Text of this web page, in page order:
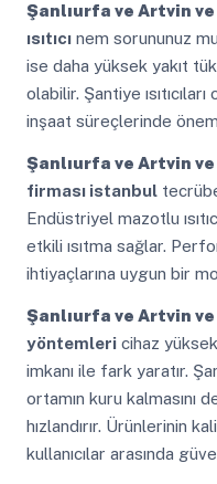
Şanlıurfa ve Artvin ve
ısıtıcınem sorununuz
ise daha yüksek yakıt
olabilir. Şantiye
inşaat süreçlerinde
Şanlıurfa ve Artvin ve
firması istanbul
Endüstriyel mazotlu
etkili ısıtma sağlar.
ihtiyaçlarına uygun bir
Şanlıurfa ve Artvin ve
yöntemlericihaz yüksek
imkanı ile fark yaratır.
ortamın kuru kalmasını
hızlandırır. Ürünlerinin
kullanıcılar arasında